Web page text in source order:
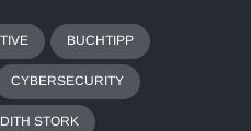
BUCHTIPP
CYBERSECURITY
STORK